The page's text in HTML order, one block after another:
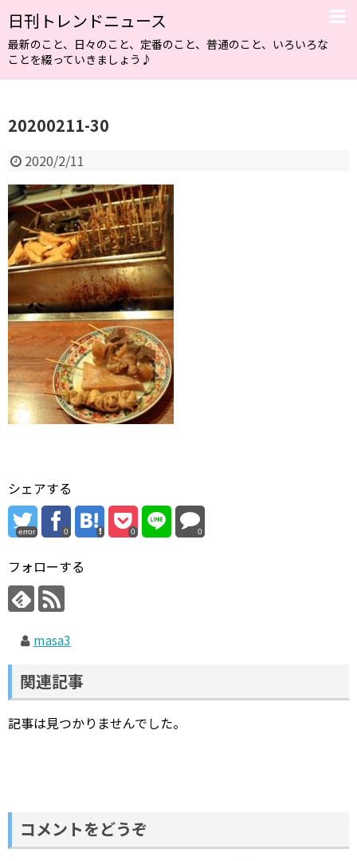
日刊トレンドニュース
最新のこと、日々のこと、定番のこと、普通のこと、いろいろな
ことを綴っていきましょう♪
20200211-30
2020/2/11
シェアする
error 0 0 0
フォローする
masa3
関連記事
記事は見つかりませんでした。
コメントをどうぞ